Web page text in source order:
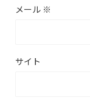
メール ※
サイト